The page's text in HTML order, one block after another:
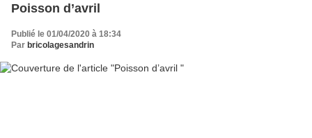
Poisson d’avril
Publié le 01/04/2020 à 18:34
Par bricolagesandrin